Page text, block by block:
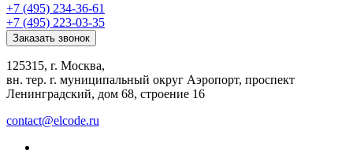
+7 (495) 234-36-61
+7 (495) 223-03-35
Заказать звонок
125315, г. Москва,
вн. тер. г. муниципальный округ Аэропорт, проспект
Ленинградский, дом 68, строение 16
contact@elcode.ru